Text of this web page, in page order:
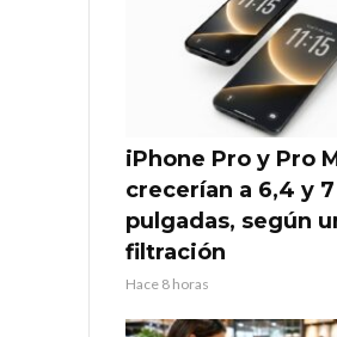
iPhone Pro y Pro
crecerían a 6,4 y 7
pulgadas, según
filtración
Hace 8 horas